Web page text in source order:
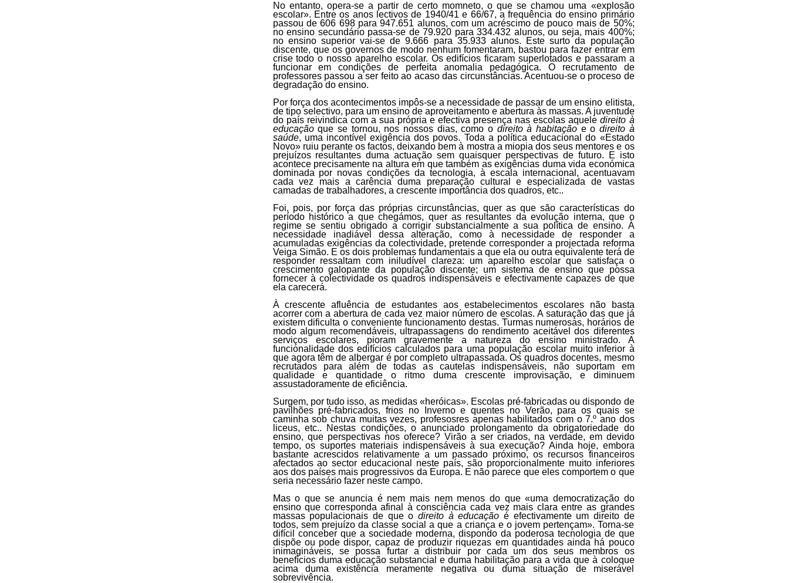
No entanto, opera-se a partir de certo momneto, o que se chamou uma «explosão
escolar». Entre os anos lectivos de 1940/41 e 66/67, a frequência do ensino primário
passou de 606 698 para 947.651 alunos, com um acréscimo de pouco mais de 50%;
no ensino secundário passa-se de 79.920 para 334.432 alunos, ou seja, mais 400%;
no ensino superior vai-se de 9.666 para 35.933 alunos. Este surto da população
discente, que os governos de modo nenhum fomentaram, bastou para fazer entrar em
crise todo o nosso aparelho escolar. Os edifícios ficaram superlotados e passaram a
funcionar em condições de perfeita anomalia pedagógica. O recrutamento de
professores passou a ser feito ao acaso das circunstâncias. Acentuou-se o proceso de
degradação do ensino.
Por força dos acontecimentos impôs-se a necessidade de passar de um ensino elitista,
de tipo selectivo, para um ensino de aproveitamento e abertura às massas. A juventude
do país reivindica com a sua própria e efectiva presença nas escolas aqueledireito à
educaçãoque se tornou, nos nossos dias, como o direito à habitaçãoe o direito à
saúde, uma incontível exigência dos povos. Toda a política educacional do «Estado
Novo» ruiu perante os factos, deixando bem à mostra a miopia dos seus mentores e os
prejuízos resultantes duma actuação sem quaisquer perspectivas de futuro. E isto
acontece precisamente na altura em que também as exigências duma vida económica
dominada por novas condições da tecnologia, à escala internacional, acentuavam
cada vez mais a carência duma preparação cultural e especializada de vastas
camadas de trabalhadores, a crescente importância dos quadros, etc..
Foi, pois, por força das próprias circunstâncias, quer as que são características do
período histórico a que chegámos, quer as resultantes da evolução interna, que o
regime se sentiu obrigado a corrigir substancialmente a sua política de ensino. À
necessidade inadiável dessa alteração, como à necessidade de responder a
acumuladas exigências da colectividade, pretende corresponder a projectada reforma
Veiga Simão. E os dois problemas fundamentais a que ela ou outra equivalente terá de
responder ressaltam com iniludível clareza: um aparelho escolar que satisfaça o
crescimento galopante da população discente; um sistema de ensino que possa
fornecer à colectividade os quadros indispensáveis e efectivamente capazes de que
ela carecerá.
À crescente afluência de estudantes aos estabelecimentos escolares não basta
acorrer com a abertura de cada vez maior número de escolas. A saturação das que já
existem dificulta o conveniente funcionamento destas. Turmas numerosas, horários de
modo algum recomendáveis, ultrapassagens do rendimento aceitável dos diferentes
serviços escolares, pioram gravemente a natureza do ensino ministrado. A
funcionalidade dos edifícios calculados para uma população escolar muito inferior à
que agora têm de albergar é por completo ultrapassada. Os quadros docentes, mesmo
recrutados para além de todas as cautelas indispensáveis, não suportam em
qualidade e quantidade o ritmo duma crescente improvisação, e diminuem
assustadoramente de eficiência.
Surgem, por tudo isso, as medidas «heróicas». Escolas pré-fabricadas ou dispondo de
pavilhões pré-fabricados, frios no Inverno e quentes no Verão, para os quais se
caminha sob chuva muitas vezes, profesosres apenas habilitados com o 7.º ano dos
liceus, etc.. Nestas condições, o anunciado prolongamento da obrigatoriedade do
ensino, que perspectivas nos oferece? Virão a ser criados, na verdade, em devido
tempo, os suportes materiais indispensáveis à sua execução? Ainda hoje, embora
bastante acrescidos relativamente a um passado próximo, os recursos financeiros
afectados ao sector educacional neste país, são proporcionalmente muito inferiores
aos dos países mais progressivos da Europa. E não parece que eles comportem o que
seria necessário fazer neste campo.
Mas o que se anuncia é nem mais nem menos do que «uma democratização do
ensino que corresponda afinal à consciência cada vez mais clara entre as grandes
massas populacionais de que o direito à educação é efectivamente um direito de
todos, sem prejuízo da classe social a que a criança e o jovem pertençam». Torna-se
difícil conceber que a sociedade moderna, dispondo da poderosa tecnologia de que
dispõe ou pode dispor, capaz de produzir riquezas em quantidades ainda há pouco
inimagináveis, se possa furtar a distribuir por cada um dos seus membros os
benefícios duma educação substancial e duma habilitação para a vida que à coloque
acima duma existência meramente negativa ou duma situação de miserável
sobrevivência.